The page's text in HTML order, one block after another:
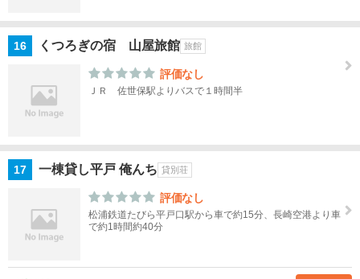
16 くつろぎの宿 山屋旅館 旅館
評価なし
ＪＲ 佐世保駅よりバスで１時間半
17 一棟貸し平戸 俺んち 貸別荘
評価なし
松浦鉄道たびら平戸口駅から車で約15分、長崎空港より車
で約1時間約40分